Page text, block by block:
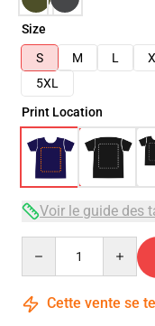
Size
S
M L
5XL
Print Location
Voir le guide des
Cette vente se